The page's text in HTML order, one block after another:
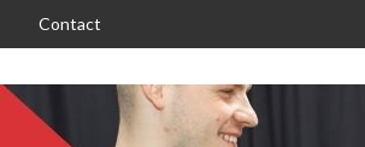
Contact